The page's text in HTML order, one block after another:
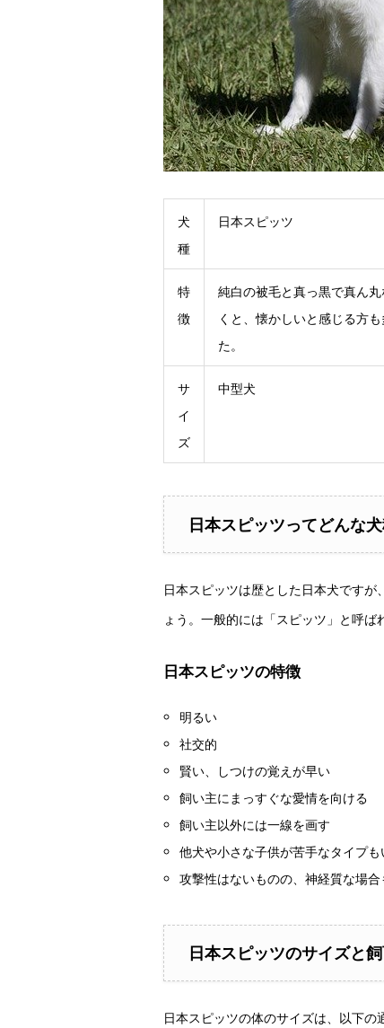
犬
種
日本スピッツ
特
徴
純白の被毛と真っ黒で真ん
くと、懐かしいと感じる方
た。
サ
イ
ズ
中型犬
日本スピッツってどんな犬
日本スピッツは歴とした日本犬です
ょう。一般的には「スピッツ」と呼ば
日本スピッツの特徴
明るい
社交的
賢い、しつけの覚えが早い
飼い主にまっすぐな愛情を向ける
飼い主以外には一線を画す
他犬や小さな子供が苦手なタイプも
攻撃性はないものの、神経質な場合
日本スピッツのサイズと
日本スピッツの体のサイズは、以下の